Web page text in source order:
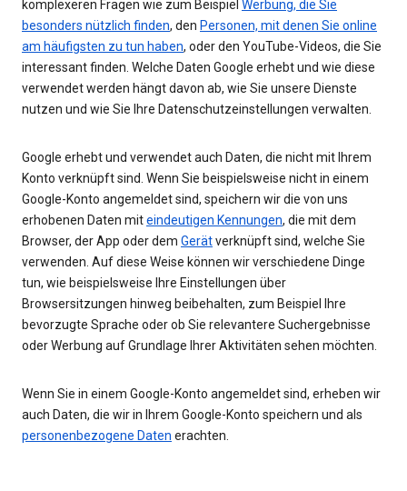
komplexeren Fragen wie zum Beispiel Werbung, die Sie
besonders nützlich finden, den Personen, mit denen Sie online
am häufigsten zu tun haben, oder den YouTube-Videos, die Sie
interessant finden. Welche Daten Google erhebt und wie diese
verwendet werden hängt davon ab, wie Sie unsere Dienste
nutzen und wie Sie Ihre Datenschutzeinstellungen verwalten.
Google erhebt und verwendet auch Daten, die nicht mit Ihrem
Konto verknüpft sind. Wenn Sie beispielsweise nicht in einem
Google-Konto angemeldet sind, speichern wir die von uns
erhobenen Daten miteindeutigen Kennungen, die mit dem
Browser, der App oder dem Gerätverknüpft sind, welche Sie
verwenden. Auf diese Weise können wir verschiedene Dinge
tun, wie beispielsweise Ihre Einstellungen über
Browsersitzungen hinweg beibehalten, zum Beispiel Ihre
bevorzugte Sprache oder ob Sie relevantere Suchergebnisse
oder Werbung auf Grundlage Ihrer Aktivitäten sehen möchten.
Wenn Sie in einem Google-Konto angemeldet sind, erheben wir
auch Daten, die wir in Ihrem Google-Konto speichern und als
personenbezogene Daten erachten.